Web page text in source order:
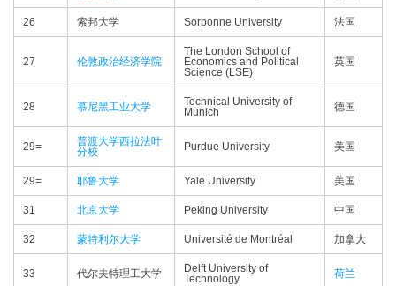
26 索邦大学 Sorbonne University 法国
27 伦敦政治经济学院
The London School of
Economics and Political
Science (LSE)
英国
28 慕尼黑工业大学
Technical University of
Munich
德国
29=
普渡大学西拉法叶
分校
Purdue University 美国
29= 耶鲁大学 Yale University 美国
31 北京大学 Peking University 中国
32 蒙特利尔大学 Université de Montréal 加拿大
33 代尔夫特理工大学
Delft University of
Technology
荷兰